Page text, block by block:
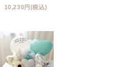
10,230円(税込)